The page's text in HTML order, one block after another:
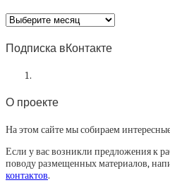
Архив
статей
Подписка вКонтакте
О проекте
На этом сайте мы собираем
Если у вас возникли предложения к
поводу размещенных материалов,
контактов.